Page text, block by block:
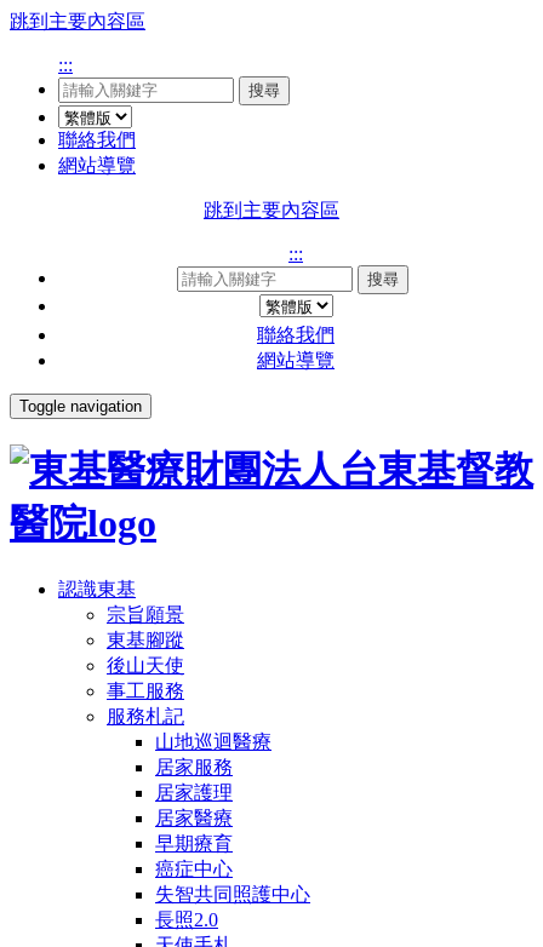
跳到主要內容區
:::
搜尋
聯絡我們
網站導覽
跳到主要內容區
:::
搜尋
聯絡我們
網站導覽
Toggle navigation
認識東基
宗旨願景
東基腳蹤
後山天使
事工服務
服務札記
山地巡迴醫療
居家服務
居家護理
居家醫療
早期療育
癌症中心
失智共同照護中心
長照2.0